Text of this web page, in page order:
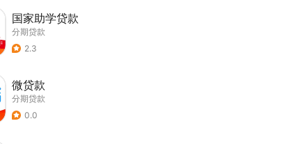
国家助学贷款
分期贷款
2.3
微贷款
分期贷款
0.0